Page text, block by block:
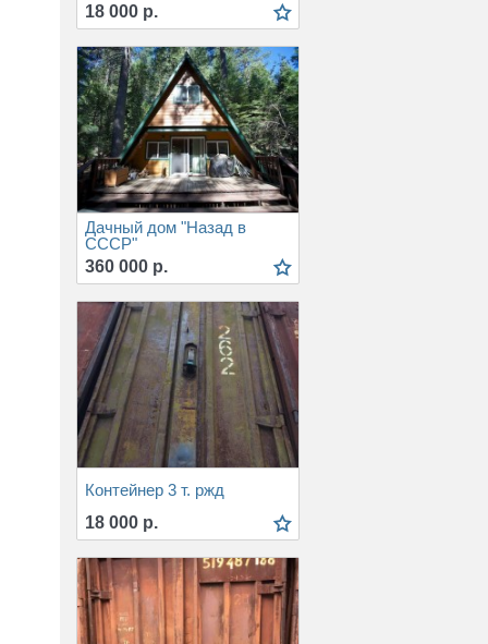
18 000 р.
Дачный дом "Назад в
СССР"
360 000 р.
Контейнер 3 т. ржд
18 000 р.